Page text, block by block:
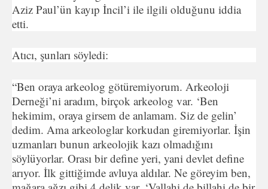
Aziz Paul’ün kayıp İncil’i ile ilgili olduğunu iddia
etti.
Atıcı, şunları söyledi:
“Ben oraya arkeolog götüremiyorum. Arkeoloji
Derneği’ni aradım, birçok arkeolog var. ‘Ben
hekimim, oraya girsem de anlamam. Siz de gelin’
dedim. Ama arkeologlar korkudan giremiyorlar. İşin
uzmanları bunun arkeolojik kazı olmadığını
söylüyorlar. Orası bir define yeri, yani devlet define
arıyor. İlk gittiğimde avluya aldılar. Ne göreyim ben,